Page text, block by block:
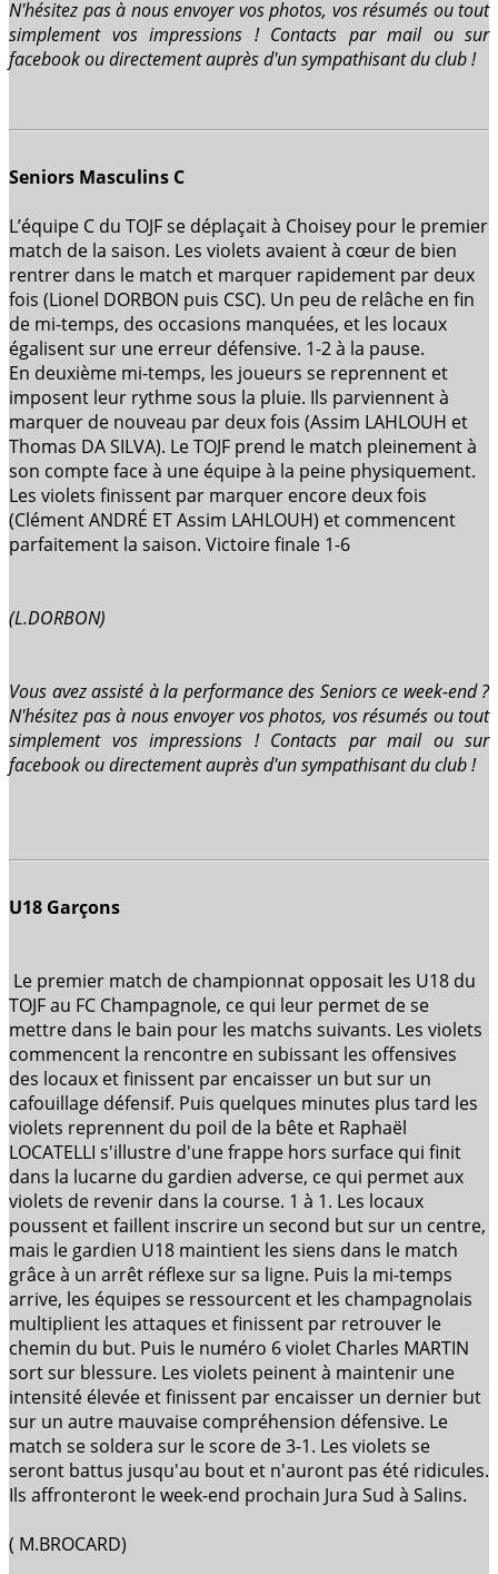
N'hésitez pas à nous envoyer vos photos, vos résumés ou tout
simplement vos impressions ! Contacts par mail ou sur
facebook ou directement auprès d'un sympathisant du club !
Seniors Masculins C
L’équipe C du TOJF se déplaçait à Choisey pour le premier
match de la saison. Les violets avaient à cœur de bien
rentrer dans le match et marquer rapidement par deux
fois (Lionel DORBON puis CSC). Un peu de relâche en fin
de mi-temps, des occasions manquées, et les locaux
égalisent sur une erreur défensive. 1-2 à la pause.
En deuxième mi-temps, les joueurs se reprennent et
imposent leur rythme sous la pluie. Ils parviennent à
marquer de nouveau par deux fois (Assim LAHLOUH et
Thomas DA SILVA). Le TOJF prend le match pleinement à
son compte face à une équipe à la peine physiquement.
Les violets finissent par marquer encore deux fois
(Clément ANDRÉ ET Assim LAHLOUH) et commencent
parfaitement la saison. Victoire finale 1-6
(L.DORBON)
Vous avez assisté à la performance des Seniors ce week-end ?
N'hésitez pas à nous envoyer vos photos, vos résumés ou tout
simplement vos impressions ! Contacts par mail ou sur
facebook ou directement auprès d'un sympathisant du club !
U18 Garçons
Le premier match de championnat opposait les U18 du
TOJF au FC Champagnole, ce qui leur permet de se
mettre dans le bain pour les matchs suivants. Les violets
commencent la rencontre en subissant les offensives
des locaux et finissent par encaisser un but sur un
cafouillage défensif. Puis quelques minutes plus tard les
violets reprennent du poil de la bête et Raphaël
LOCATELLI s'illustre d'une frappe hors surface qui finit
dans la lucarne du gardien adverse, ce qui permet aux
violets de revenir dans la course. 1 à 1. Les locaux
poussent et faillent inscrire un second but sur un centre,
mais le gardien U18 maintient les siens dans le match
grâce à un arrêt réflexe sur sa ligne. Puis la mi-temps
arrive, les équipes se ressourcent et les champagnolais
multiplient les attaques et finissent par retrouver le
chemin du but. Puis le numéro 6 violet Charles MARTIN
sort sur blessure. Les violets peinent à maintenir une
intensité élevée et finissent par encaisser un dernier but
sur un autre mauvaise compréhension défensive. Le
match se soldera sur le score de 3-1. Les violets se
seront battus jusqu'au bout et n'auront pas été ridicules.
Ils affronteront le week-end prochain Jura Sud à Salins.
( M.BROCARD)